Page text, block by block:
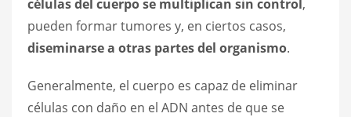
células del cuerpo se multiplican sin control,
pueden formar tumores y, en ciertos casos,
diseminarse a otras partes del organismo.
Generalmente, el cuerpo es capaz de eliminar
células con daño en el ADN antes de que se